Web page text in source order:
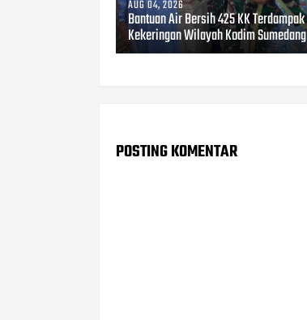
AUG 04, 2026
Bantuan Air Bersih 425 KK Terdampak
Kekeringan Wilayah Kodim Sumedang
POSTING KOMENTAR